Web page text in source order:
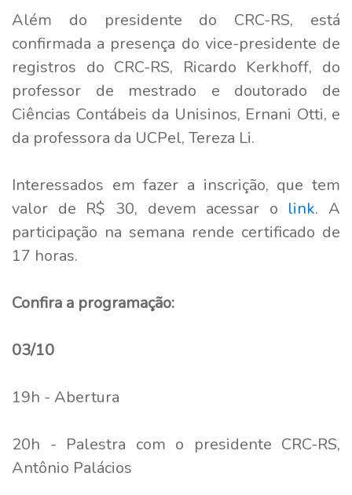
Além do presidente do CRC-RS, está
confirmada a presença do vice-presidente de
registros do CRC-RS, Ricardo Kerkhoff, do
professor de mestrado e doutorado de
Ciências Contábeis da Unisinos, Ernani Otti, e
da professora da UCPel, Tereza Li.
Interessados em fazer a inscrição, que tem
valor de R$ 30, devem acessar o link. A
participação na semana rende certificado de
17 horas.
Confira a programação:
03/10
19h - Abertura
20h - Palestra com o presidente CRC-RS,
Antônio Palácios